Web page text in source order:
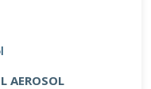
AEROSOL